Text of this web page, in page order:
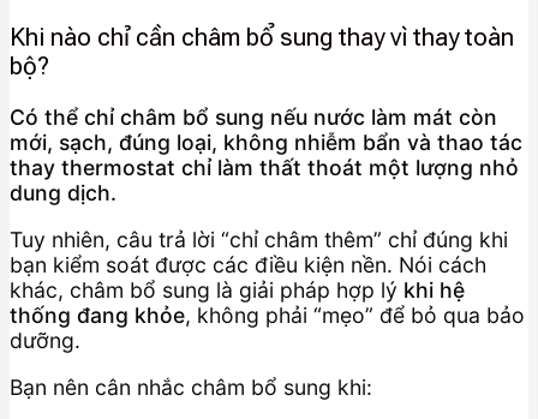
Khi nào chỉ cần châm bổ sung thay vì thay toàn
bộ?
Có thể chỉ châm bổ sung nếu nước làm mát còn
mới, sạch, đúng loại, không nhiễm bẩn và thao tác
thay thermostat chỉ làm thất thoát một lượng nhỏ
dung dịch.
Tuy nhiên, câu trả lời “chỉ châm thêm” chỉ đúng khi
bạn kiểm soát được các điều kiện nền. Nói cách
khác, châm bổ sung là giải pháp hợp lý khi hệ
thống đang khỏe, không phải “mẹo” để bỏ qua bảo
dưỡng.
Bạn nên cân nhắc châm bổ sung khi: